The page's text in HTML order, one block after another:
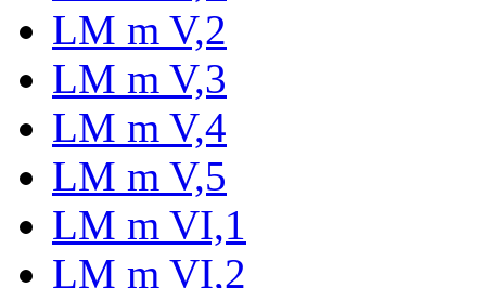
LM m V,2
LM m V,3
LM m V,4
LM m V,5
LM m VI,1
LM m VI,2